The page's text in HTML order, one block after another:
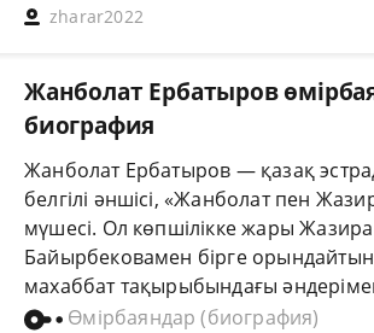
zharar2022
Жанболат Ербатыров
биография
Жанболат Ербатыров — қазақ
белгілі әншісі, «Жанболат пен
мүшесі. Ол көпшілікке жары Жазира
Байырбековамен бірге
махаббат тақырыбындағы
Өмірбаяндар (биография)